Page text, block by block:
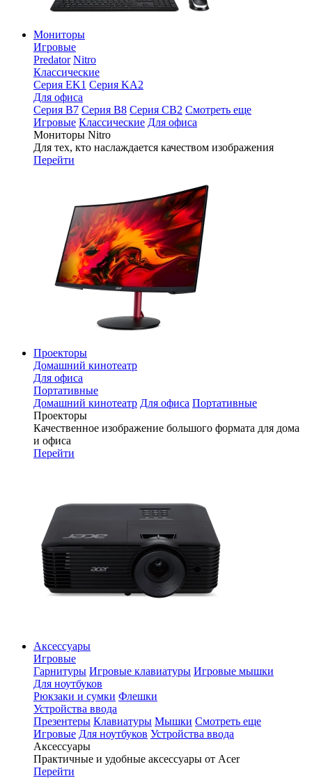
Мониторы
Игровые
Predator Nitro
Классические
Серия EK1 Серия KA2
Для офиса
Серия B7 Серия B8 Серия CB2 Смотреть еще
Игровые Классические Для офиса
Мониторы Nitro
Для тех, кто наслаждается качеством изображения
Перейти
Проекторы
Домашний кинотеатр
Для офиса
Портативные
Домашний кинотеатр Для офиса Портативные
Проекторы
Качественное изображение большого формата для дома
и офиса
Перейти
Аксессуары
Игровые
Гарнитуры Игровые клавиатуры Игровые мышки
Для ноутбуков
Рюкзаки и сумки Флешки
Устройства ввода
Презентеры Клавиатуры Мышки Смотреть еще
Игровые Для ноутбуков Устройства ввода
Аксессуары
Практичные и удобные аксессуары от Acer
Перейти